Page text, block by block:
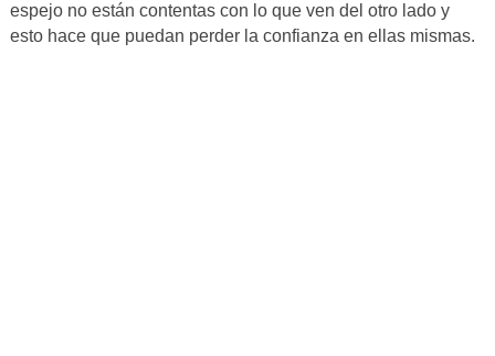
espejo no están contentas con lo que ven del otro lado y
esto hace que puedan perder la confianza en ellas mismas.